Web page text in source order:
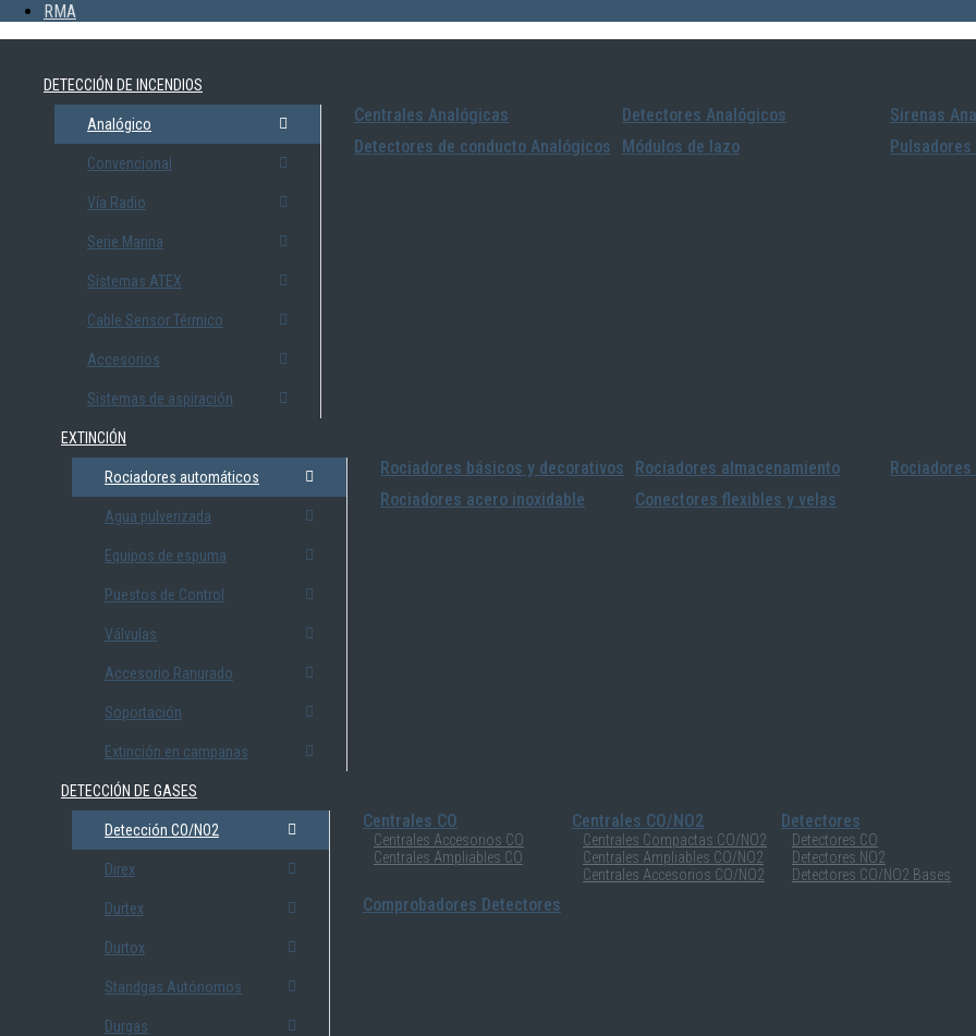
RMA
DETECCIÓN DE INCENDIOS
Analógico
Convencional
Vía Radio
Serie Marina
Sistemas ATEX
Cable Sensor Térmico
Accesorios
Sistemas de aspiración
Centrales Analógicas Detectores Analógicos
Sirenas
Detectores de conducto Analógicos
Módulos de lazo
EXTINCIÓN
Rociadores automáticos
Agua pulverizada
Equipos de espuma
Puestos de Control
Válvulas
Accesorio Ranurado
Soportación
Extinción en campanas
Rociadores básicos y decorativos Rociadores almacenamiento
Rociadores acero inoxidable
Conectores flexibles y velas
DETECCIÓN DE GASES
Detección CO/NO2
Direx
Durtex
Durtox
Standgas Autónomos
Durgas
Centrales CO
Centrales Accesorios CO
Centrales Ampliables CO
Centrales CO/NO2
Centrales Compactas CO/NO2
Centrales Ampliables CO/NO2
Centrales Accesorios CO/NO2
Detectores
Detectores CO
Detectores NO2
Detectores CO/NO2 Bases
Comprobadores Detectores